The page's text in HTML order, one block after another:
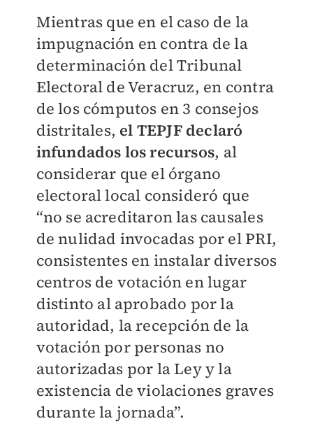
Mientras que en el caso de la
impugnación en contra de la
determinación del Tribunal
Electoral de Veracruz, en contra
de los cómputos en 3 consejos
distritales, el TEPJF declaró
infundados los recursos, al
considerar que el órgano
electoral local consideró que
“no se acreditaron las causales
de nulidad invocadas por el PRI,
consistentes en instalar diversos
centros de votación en lugar
distinto al aprobado por la
autoridad, la recepción de la
votación por personas no
autorizadas por la Ley y la
existencia de violaciones graves
durante la jornada”.